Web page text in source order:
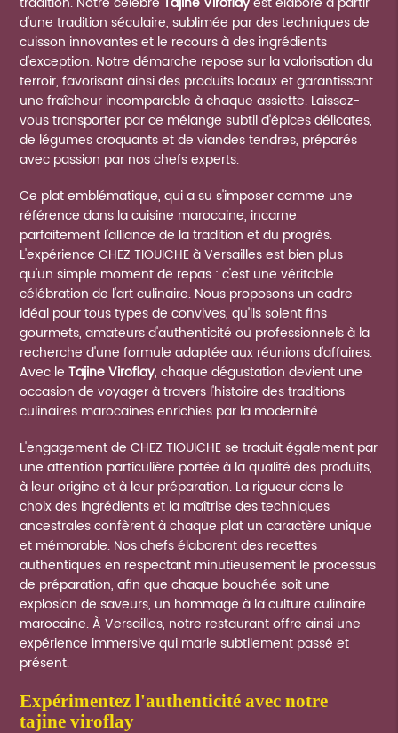
d'une tradition séculaire, sublimée par des techniques de
cuisson innovantes et le recours à des ingrédients
d'exception. Notre démarche repose sur la valorisation du
terroir, favorisant ainsi des produits locaux et garantissant
une fraîcheur incomparable à chaque assiette. Laissez-
vous transporter par ce mélange subtil d'épices délicates,
de légumes croquants et de viandes tendres, préparés
avec passion par nos chefs experts.
Ce plat emblématique, qui a su s'imposer comme une
référence dans la cuisine marocaine, incarne
parfaitement l'alliance de la tradition et du progrès.
L'expérience CHEZ TIOUICHE à Versailles est bien plus
qu'un simple moment de repas : c'est une véritable
célébration de l'art culinaire. Nous proposons un cadre
idéal pour tous types de convives, qu'ils soient fins
gourmets, amateurs d'authenticité ou professionnels à la
recherche d'une formule adaptée aux réunions d'affaires.
Avec leTajine Viroflay, chaque dégustation devient une
occasion de voyager à travers l'histoire des traditions
culinaires marocaines enrichies par la modernité.
L'engagement de CHEZ TIOUICHE se traduit également par
une attention particulière portée à la qualité des produits,
à leur origine et à leur préparation. La rigueur dans le
choix des ingrédients et la maîtrise des techniques
ancestrales confèrent à chaque plat un caractère unique
et mémorable. Nos chefs élaborent des recettes
authentiques en respectant minutieusement le processus
de préparation, afin que chaque bouchée soit une
explosion de saveurs, un hommage à la culture culinaire
marocaine. À Versailles, notre restaurant offre ainsi une
expérience immersive qui marie subtilement passé et
présent.
expérimentez l'authenticité avec notre
tajine viroflay